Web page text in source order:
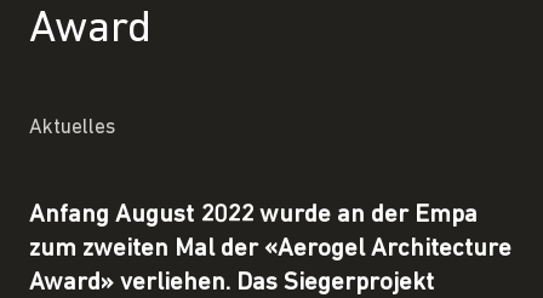
Award
Aktuelles
Anfang August 2022 wurde an der Empa
zum zweiten Mal der «Aerogel Architecture
Award» verliehen. Das Siegerprojekt